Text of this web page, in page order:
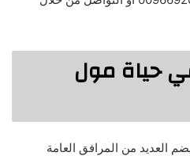
حياة مول
العديد من المرافق العامة